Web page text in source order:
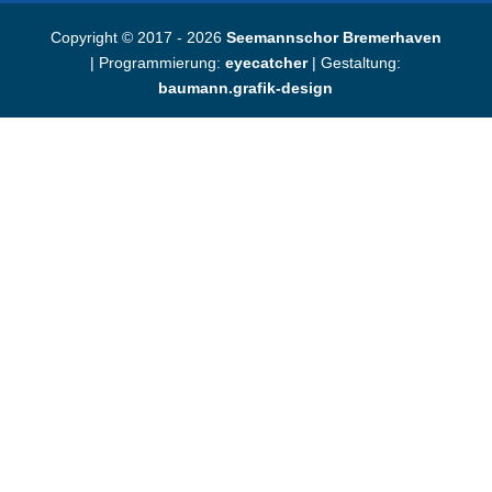
Copyright © 2017 - 2026 Seemannschor Bremerhaven
| Programmierung:eyecatcher| Gestaltung:
baumann.grafik-design